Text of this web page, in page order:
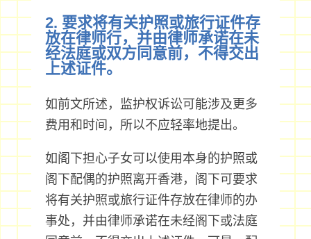
2. 要求将有关护照或旅行证件存
放在律师行，并由律师承诺在未
经法庭或双方同意前，不得交出
上述证件。
如前文所述，监护权诉讼可能涉及更多
费用和时间，所以不应轻率地提出。
如阁下担心子女可以使用本身的护照或
阁下配偶的护照离开香港，阁下可要求
将有关护照或旅行证件存放在律师的办
事处，并由律师承诺在未经阁下或法庭